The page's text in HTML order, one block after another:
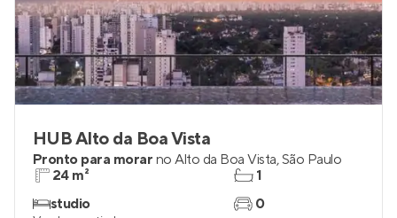
HUB Alto da Boa Vista
Pronto para morar no Alto da Boa Vista,São Paulo
24 m²
studio
1
0